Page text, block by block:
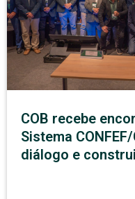
COB recebe
Sistema
diálogo e